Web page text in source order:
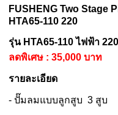
FUSHENGTwo Stage
HTA65-110 220
รุ่น HTA65-110 ไฟฟ้า
ลดพิเศษ : 35,000 บาท
รายละเอียด
- ปั๊มลมแบบลูกสูบ 3 สูบ